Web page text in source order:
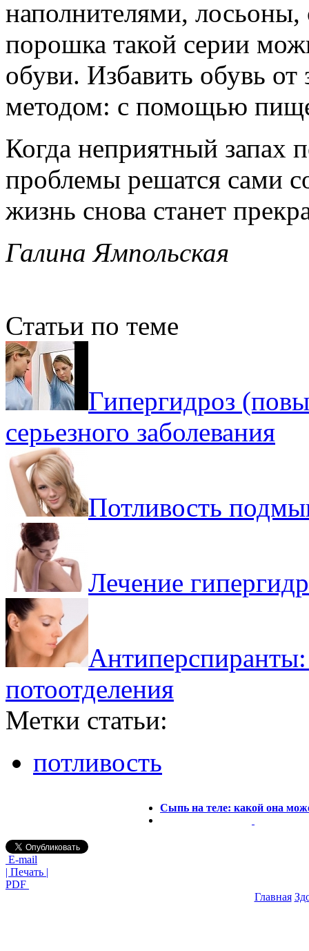
наполнителями,
порошка такой серии
обуви. Избавить обувь
методом: с помощью
Когда неприятный запах
проблемы решатся сами
жизнь снова станет
Галина Ямпольская
Статьи по теме
Гипергидроз
серьезного заболевания
Потливость
Лечение
потоотделения
Метки статьи:
потливость
Сыпь на теле: какой она
E-mail
| Печать |
PDF
Главная